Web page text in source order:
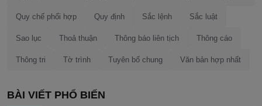
Quy chế phối hợp Quy định Sắc lệnh Sắc luật
Sao lục Thoả thuận Thông báo liên tịch Thông cáo
Thông tri Tờ trình Tuyên bố chung Văn bản hợp nhất
BÀI VIẾT PHỔ BIẾN